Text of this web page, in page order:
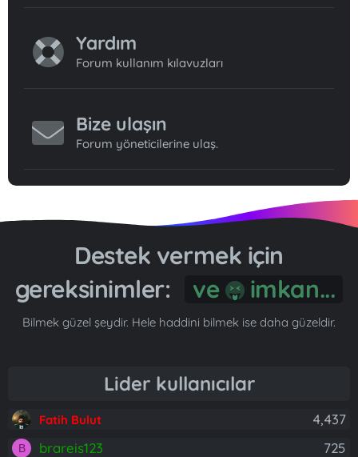
Yardım
Forum kullanım kılavuzları
Bize ulaşın
Forum yöneticilerine ulaş.
Destek vermek için
gereksinimler:
ve imkan...
Bilmek güzel şeydir. Hele haddini bilmek ise daha güzeldir.
Lider kullanıcılar
Fatih Bulut 4,437
B brareis123
725